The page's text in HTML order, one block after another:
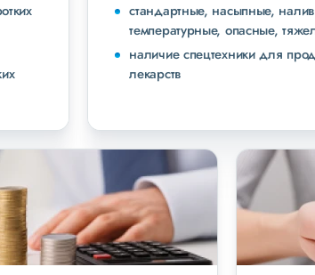
стандартные, насыпные,
температурные, опасные,
наличие спецтехники для
лекарств